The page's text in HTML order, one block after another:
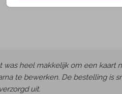
was heel makkelijk om een kaart
te bewerken. De bestelling is
uit.